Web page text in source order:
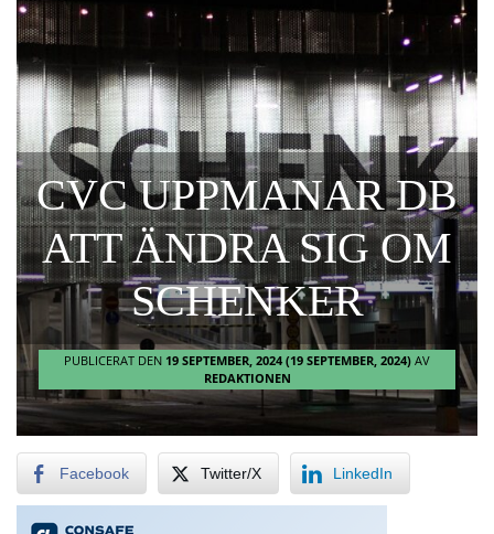
CVC UPPMANAR DB
ATT ÄNDRA SIG OM
SCHENKER
PUBLICERAT DEN 19 SEPTEMBER, 2024 (19 SEPTEMBER, 2024) AV
REDAKTIONEN
Facebook Twitter/X LinkedIn